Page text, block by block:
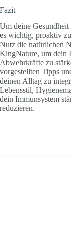
Fazit
Um deine
es wichtig, proaktiv
Nutz die natürlichen
KingNature, um dein
Abwehrkräfte zu
vorgestellten Tipps
deinen Alltag zu
Lebensstil,
dein Immunsystem
reduzieren.